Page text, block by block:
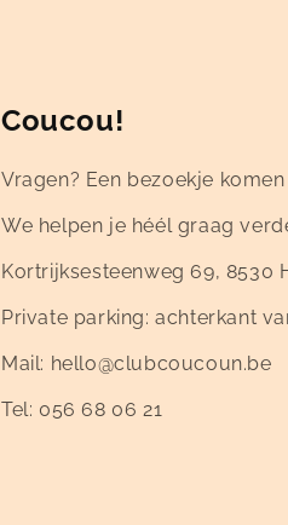
Coucou!
Vragen? Een bezoekje
We helpen je héél graag
Kortrijksesteenweg 69, 8530
Private parking: achterkant
Mail: hello@clubcoucoun.be
Tel: 056 68 06 21